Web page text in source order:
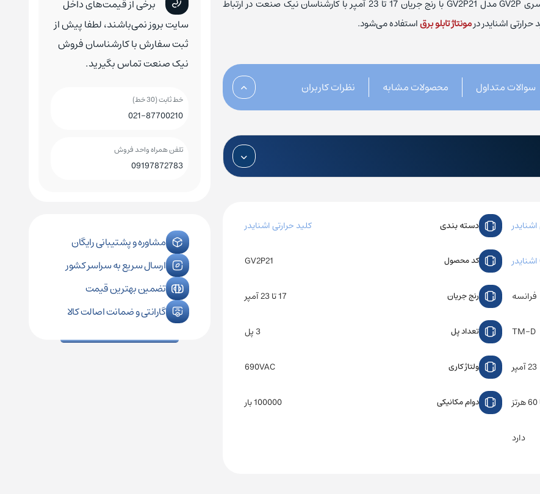
فتک
حرارتی اشنایدر سری GV2P مدل GV2P21 با رنج جریان 17 تا 23 آمپر با کارشناسان نیک صنعت در ارتباط
حرارتی اشنایدر درمونتاژ تابلو برقاستفاده می‌شود.
سوالات متداول محصولات مشابه نظرات کاربران
دسته بندی کلید حرارتی اشنایدر
کد محصول GV2P21
فرانسه رنج جریان 17 تا 23 آمپر
TM-D تعداد پل 3 پل
23 آمپر ولتاژ کاری 690VAC
دوام مکانیکی 100000 بار
دارد
برخی از قیمت‌های داخل
سایت بروز نمی‌باشند، لطفا پیش از
ثبت سفارش با کارشناسان فروش
نیک صنعت تماس بگیرید.
خط ثابت (30 خط)
021-87700210
تلفن همراه واحد فروش
09197872783
مشاوره و پشتیبانی رایگان
ارسال سریع به سراسر کشور
تضمین بهترین قیمت
گارانتی و ضمانت اصالت کالا